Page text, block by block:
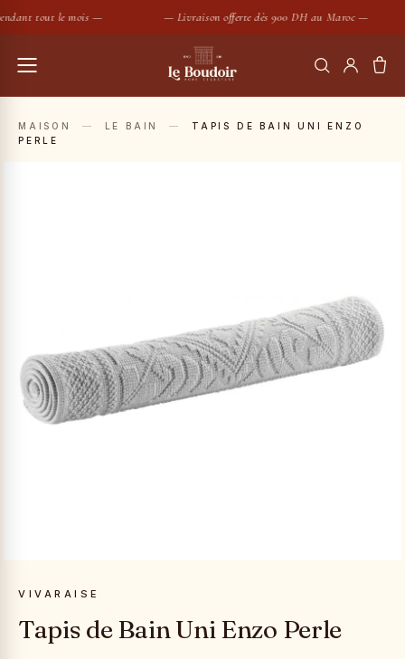
tout le mois — — Livraison offerte dès 900 DH au Maroc —
RECHERCHER
MAISON — LE BAIN —
TAPIS DE BAIN UNI ENZO
PERLE
VIVARAISE
Tapis de Bain Uni Enzo Perle